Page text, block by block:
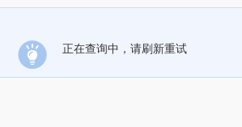
正在查询中，请刷新重试